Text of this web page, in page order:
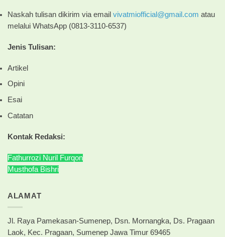
Naskah tulisan dikirim via email vivatmiofficial@gmail.com atau
melalui WhatsApp (0813-3110-6537)
Jenis Tulisan:
Artikel
Opini
Esai
Catatan
Kontak Redaksi:
Fathurrozi Nuril Furqon
Musthofa Bishri
ALAMAT
Jl. Raya Pamekasan-Sumenep, Dsn. Mornangka, Ds. Pragaan
Laok, Kec. Pragaan, Sumenep Jawa Timur 69465